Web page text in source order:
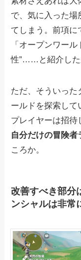
で、気に入った場
てしまう。前項に
「オープンワー
性”……と紹介した
ただ、そういった
ールドを探索して
プレイヤーは招待
自分だけの冒険者
ころか。
改善すべき部分
ンシャルは非常